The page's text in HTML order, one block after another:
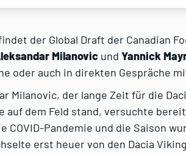
der Global Draft der Canadian
Milanovic und Yannick
oder auch in direkten Gespräche
Milanovic, der lange Zeit für die
auf dem Feld stand, versuchte
COVID-Pandemie und die Saison
erst heuer von den Dacia